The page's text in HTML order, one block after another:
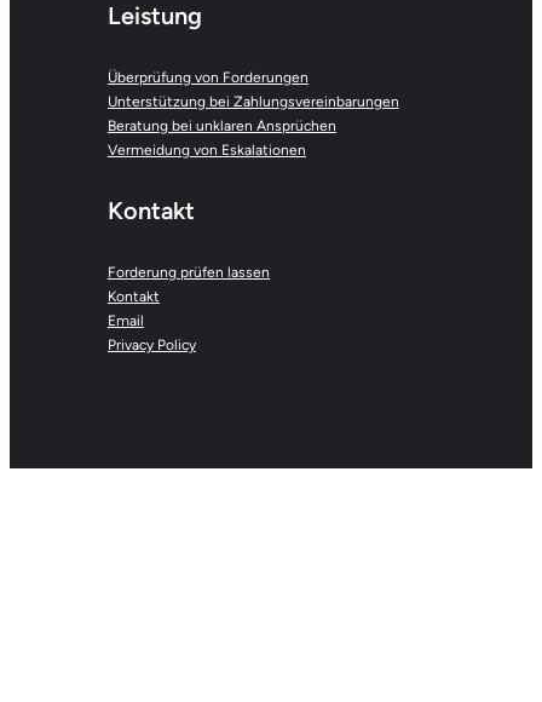
Leistung
Überprüfung von Forderungen
Unterstützung bei Zahlungsvereinbarungen
Beratung bei unklaren Ansprüchen
Vermeidung von Eskalationen
Kontakt
Forderung prüfen lassen
Kontakt
Email
Privacy Policy